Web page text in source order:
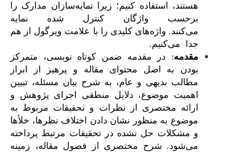
هستند، استفاده کنیم؛ زیرا نمایه‌سازان مدارک را
برحسب واژگان کنترل شده نمایه
می‌کنند. واژه‌های کلیدی را با علامت ویرگول از هم
جدا می‌کنیم.
مقدمه: در مقدمه ضمن کوتاه نویسی، متمرکز
بودن به اصل محتوای مقاله و پرهیز از ابراز
مطالب بدیهی و عام، به شرح بیان مسئله، تبیین
اهمیت موضوع، دلایل منطقی اجرای پژوهش و
ارائه مختصری از نظرات و تحقیقات مربوط به
موضوع به منظور نشان دادن اختلاف نظرها، خلأها
و مشکلات حل نشده در تحقیقات مرتبط پرداخته
می‌شود. شرح مختصری از فصول مقاله، زمینه